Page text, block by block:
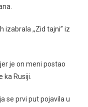
izabrala ,,Zid tajni” iz
je on meni postao
ka Rusiji.
se prvi put pojavila u